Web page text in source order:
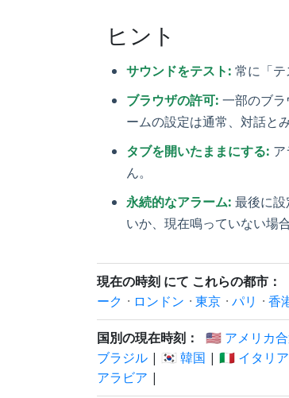
ヒント
サウンドをテスト: 常に「
ブラウザの許可: 一部のブ
ームの設定は通常、対話と
タブを開いたままにする:
ん。
永続的なアラーム: 最後に
いか、現在鳴っていない場
現在の時刻 にて これらの都市：
ーク · ロンドン · 東京 · パリ · 香
国別の現在時刻： 🇺🇸 アメリカ
ブラジル | 🇰🇷 韓国 | 🇮🇹 イタリア
アラビア |